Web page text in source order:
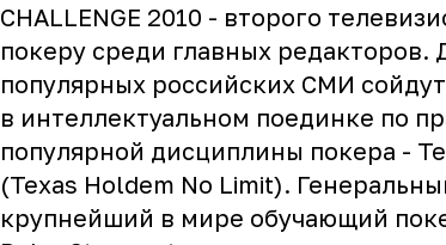
CHALLENGE 2010 - второго
покеру среди главных редакторов.
популярных российских СМИ
в интеллектуальном поединке по
популярной дисциплины покера -
(Texas Holdem No Limit).
крупнейший в мире обучающий